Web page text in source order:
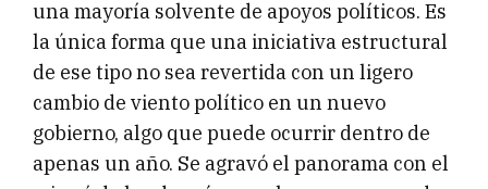
una mayoría solvente de apoyos políticos. Es
la única forma que una iniciativa estructural
de ese tipo no sea revertida con un ligero
cambio de viento político en un nuevo
gobierno, algo que puede ocurrir dentro de
apenas un año. Se agravó el panorama con el